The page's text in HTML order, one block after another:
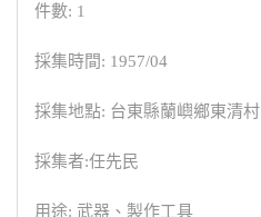
件數: 1
採集時間: 1957/04
採集地點: 台東縣蘭嶼鄉東清村
採集者:任先民
用途: 武器、製作工具